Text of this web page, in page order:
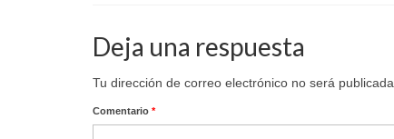
Deja una respuesta
Tu dirección de correo electrónico no será publicada.
Comentario *